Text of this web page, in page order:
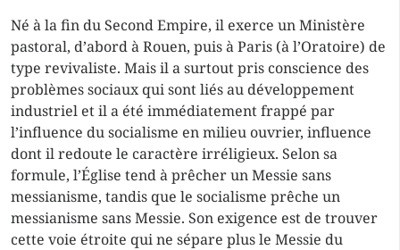
Né à la fin du Second Empire, il exerce un Ministère
pastoral, d’abord à Rouen, puis à Paris (à l’Oratoire) de
type revivaliste. Mais il a surtout pris conscience des
problèmes sociaux qui sont liés au développement
industriel et il a été immédiatement frappé par
l’influence du socialisme en milieu ouvrier, influence
dont il redoute le caractère irréligieux. Selon sa
formule, l’Église tend à prêcher un Messie sans
messianisme, tandis que le socialisme prêche un
messianisme sans Messie. Son exigence est de trouver
cette voie étroite qui ne sépare plus le Messie du